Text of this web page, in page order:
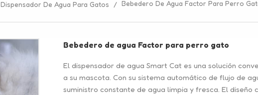
Dispensador De Agua Para Gatos / Bebedero De Agua Factor Para Perro
Bebedero de agua Factor para perro gato
El dispensador de agua Smart Cat es una solución
a su mascota. Con su sistema automático de flujo de
suministro constante de agua limpia y fresca. El